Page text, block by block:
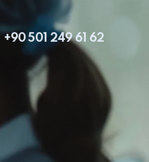
+90 501 249 61 62